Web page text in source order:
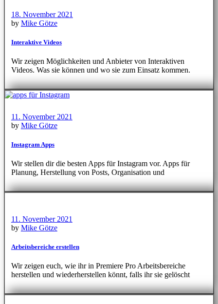
18. November 2021
by Mike Götze
Interaktive Videos
Wir zeigen Möglichkeiten und Anbieter von Interaktiven
Videos. Was sie können und wo sie zum Einsatz kommen.
11. November 2021
by Mike Götze
Instagram Apps
Wir stellen dir die besten Apps für Instagram vor. Apps für
Planung, Herstellung von Posts, Organisation und
11. November 2021
by Mike Götze
Arbeitsbereiche erstellen
Wir zeigen euch, wie ihr in Premiere Pro Arbeitsbereiche
herstellen und wiederherstellen könnt, falls ihr sie gelöscht